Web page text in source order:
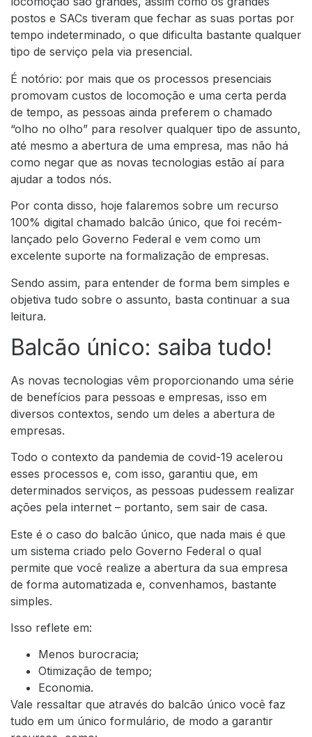
postos e SACs tiveram que fechar as suas portas por
tempo indeterminado, o que dificulta bastante qualquer
tipo de serviço pela via presencial.
É notório: por mais que os processos presenciais
promovam custos de locomoção e uma certa perda
de tempo, as pessoas ainda preferem o chamado
“olho no olho” para resolver qualquer tipo de assunto,
até mesmo a abertura de uma empresa, mas não há
como negar que as novas tecnologias estão aí para
ajudar a todos nós.
Por conta disso, hoje falaremos sobre um recurso
100% digital chamado balcão único, que foi recém-
lançado pelo Governo Federal e vem como um
excelente suporte na formalização de empresas.
Sendo assim, para entender de forma bem simples e
objetiva tudo sobre o assunto, basta continuar a sua
leitura.
Balcão único: saiba tudo!
As novas tecnologias vêm proporcionando uma série
de benefícios para pessoas e empresas, isso em
diversos contextos, sendo um deles a abertura de
empresas.
Todo o contexto da pandemia de covid-19 acelerou
esses processos e, com isso, garantiu que, em
determinados serviços, as pessoas pudessem realizar
ações pela internet – portanto, sem sair de casa.
Este é o caso do balcão único, que nada mais é que
um sistema criado pelo Governo Federal o qual
permite que você realize a abertura da sua empresa
de forma automatizada e, convenhamos, bastante
simples.
Isso reflete em:
Menos burocracia;
Otimização de tempo;
Economia.
Vale ressaltar que através do balcão único você faz
tudo em um único formulário, de modo a garantir